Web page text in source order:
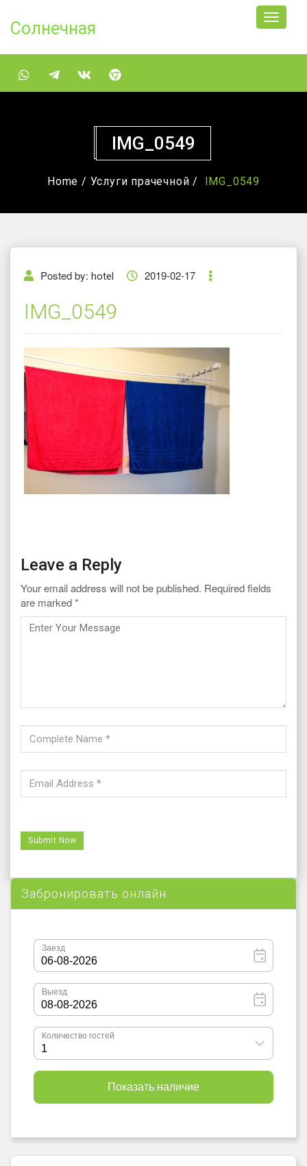
Солнечная
IMG_0549
Home / Услуги прачечной / IMG_0549
Posted by: hotel 2019-02-17
IMG_0549
Leave a Reply
Your email address will not be published. Required fields
are marked *
Забронировать онлайн